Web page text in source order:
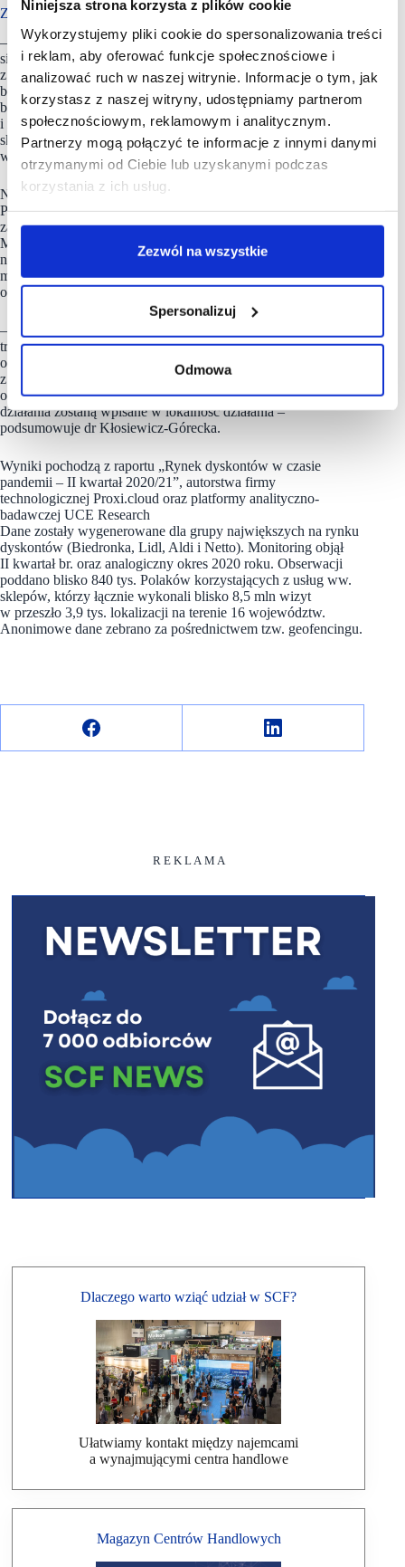
Niniejsza strona korzysta z plików cookie
Wykorzystujemy pliki cookie do spersonalizowania treści
i reklam, aby oferować funkcje społecznościowe i
analizować ruch w naszej witrynie. Informacje o tym, jak
korzystasz z naszej witryny, udostępniamy partnerom
społecznościowym, reklamowym i analitycznym.
Partnerzy mogą połączyć te informacje z innymi danymi
otrzymanymi od Ciebie lub uzyskanymi podczas
korzystania z ich usług.
Zezwól na wszystkie
Spersonalizuj
Odmowa
Zmniejszyła się grupa klientów lojalnych w dyskontach
– W przypadku każdej z sieci dyskontów znacząco zmniejszyła
się grupa klientów lojalnych. Ale sytuację porównujemy
z II kwartałem ubiegłego roku, czyli z okresem będącym
bezpośrednio po wybuchu pandemii. Wówczas Polacy byli
bardziej przywiązani do zakupów w pobliskiej placówce
i rzadziej kupowali w innych sieciach. Lojalność względem
sklepu wzrosła. Po roku widzimy odwrócenie tej sytuacji –
wyjaśnia Mateusz Chołuj.
Na rynku zaistniały sklepy specjalistyczne z ciekawą ofertą.
Ponadto rozwinął się handel elektroniczny. To wzbudziło
zainteresowanie innymi formatami, co podkreśla dr Andrzej
Maria Faliński. Z kolei dr Krzysztof Łuczak zwraca uwagę
na wzrost znaczenia Dino, który jest supermarketem. I być
może w niedalekiej przyszłości właśnie ten segment zacznie
odbierać klientów sieciom dyskontowym.
– Spadek lojalności w stosunku do miejsc zakupu jest obecnie
trendem. Ale w dłuższej perspektywie zależne to będzie
od umiejętnego budowania przez poszczególne sieci relacji
z klientami. Otrzymywana przez nich wartość dodana może
odwrócić takie zachowanie, zwłaszcza jeśli podejmowane
działania zostaną wpisane w lokalność działania –
podsumowuje dr Kłosiewicz-Górecka.
Wyniki pochodzą z raportu „Rynek dyskontów w czasie
pandemii – II kwartał 2020/21”, autorstwa firmy
technologicznej Proxi.cloud oraz platformy analityczno-
badawczej UCE Research
Dane zostały wygenerowane dla grupy największych na rynku
dyskontów (Biedronka, Lidl, Aldi i Netto). Monitoring objął
II kwartał br. oraz analogiczny okres 2020 roku. Obserwacji
poddano blisko 840 tys. Polaków korzystających z usług ww.
sklepów, którzy łącznie wykonali blisko 8,5 mln wizyt
w przeszło 3,9 tys. lokalizacji na terenie 16 województw.
Anonimowe dane zebrano za pośrednictwem tzw. geofencingu.
R E K L A M A
Dlaczego warto wziąć udział w SCF?
Ułatwiamy kontakt między najemcami
a wynajmującymi centra handlowe
Magazyn Centrów Handlowych